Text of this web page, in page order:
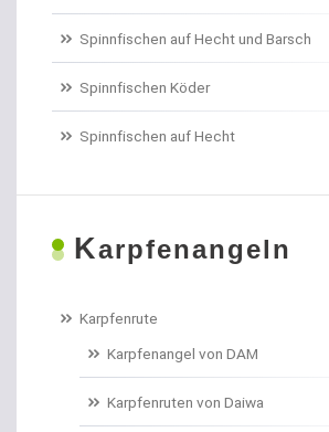
Bleisets
Blinker
Bodentaster
Boilies
Spinnfischen auf Hecht und Barsch
Spinnfischen Köder
Spinnfischen auf Hecht
Karpfenangeln
Karpfenrute
Karpfenangel von DAM
Karpfenruten von Daiwa